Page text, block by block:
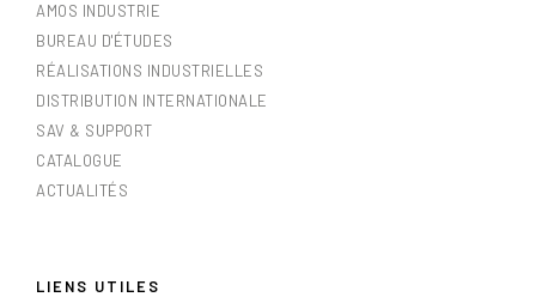
AMOS INDUSTRIE
BUREAU D'ÉTUDES
RÉALISATIONS INDUSTRIELLES
DISTRIBUTION INTERNATIONALE
SAV & SUPPORT
CATALOGUE
ACTUALITÉS
LIENS UTILES